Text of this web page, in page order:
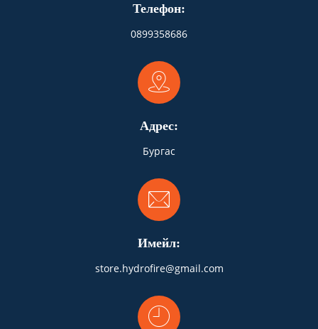
Телефон:
0899358686
Адрес:
Бургас
Имейл:
store.hydrofire@gmail.com